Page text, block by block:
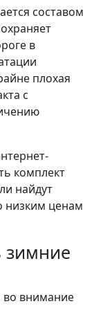
составом
в
плохая
с
комплект
найдут
низким ценам
зимние
внимание